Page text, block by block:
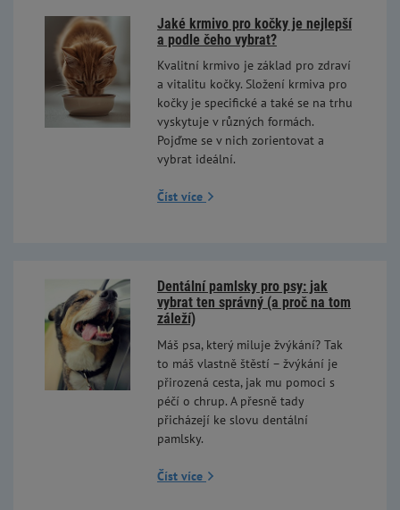
Jaké krmivo pro kočky je nejlepší
a podle čeho vybrat?
Kvalitní krmivo je základ pro zdraví
a vitalitu kočky. Složení krmiva pro
kočky je specifické a také se na trhu
vyskytuje v různých formách.
Pojďme se v nich zorientovat a
vybrat ideální.
Číst více
Dentální pamlsky pro psy: jak
vybrat ten správný (a proč na tom
záleží)
Máš psa, který miluje žvýkání? Tak
to máš vlastně štěstí – žvýkání je
přirozená cesta, jak mu pomoci s
péčí o chrup. A přesně tady
přicházejí ke slovu dentální
pamlsky.
Číst více